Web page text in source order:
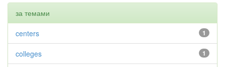
за темами
1
centers
1
colleges